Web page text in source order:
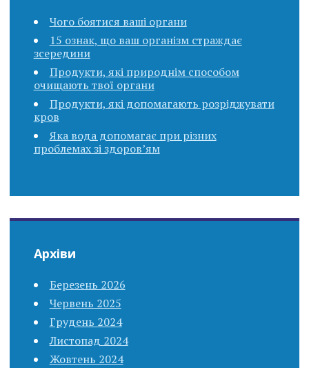
Чого боятися ваші органи
15 ознак, що ваш організм страждає
зсередини
Продукти, які природнім способом
очищають твої органи
Продукти, які допомагають розріджувати
кров
Яка вода допомагає при різних
проблемах зі здоров’ям
Архіви
Березень 2026
Червень 2025
Грудень 2024
Листопад 2024
Жовтень 2024